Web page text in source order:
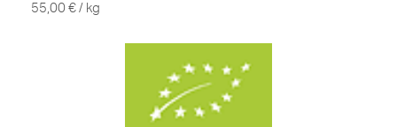
55,00 € / kg